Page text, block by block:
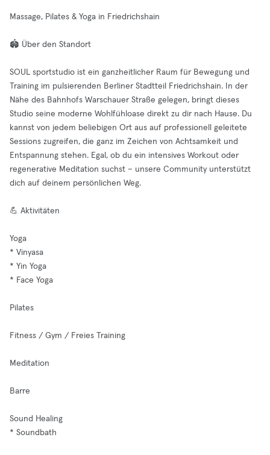
Massage, Pilates & Yoga in Friedrichshain
🏟️ Über den Standort
SOUL sportstudio ist ein ganzheitlicher Raum für Bewegung und
Training im pulsierenden Berliner Stadtteil Friedrichshain. In der
Nähe des Bahnhofs Warschauer Straße gelegen, bringt dieses
Studio seine moderne Wohlfühloase direkt zu dir nach Hause. Du
kannst von jedem beliebigen Ort aus auf professionell geleitete
Sessions zugreifen, die ganz im Zeichen von Achtsamkeit und
Entspannung stehen. Egal, ob du ein intensives Workout oder
regenerative Meditation suchst – unsere Community unterstützt
dich auf deinem persönlichen Weg.
💪 Aktivitäten
Yoga
* Vinyasa
* Yin Yoga
* Face Yoga
Pilates
Fitness / Gym / Freies Training
Meditation
Barre
Sound Healing
* Soundbath